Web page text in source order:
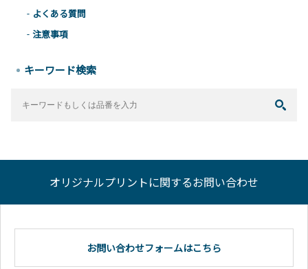
よくある質問
注意事項
キーワード検索
オリジナルプリントに関するお問い合わせ
お問い合わせフォームはこちら